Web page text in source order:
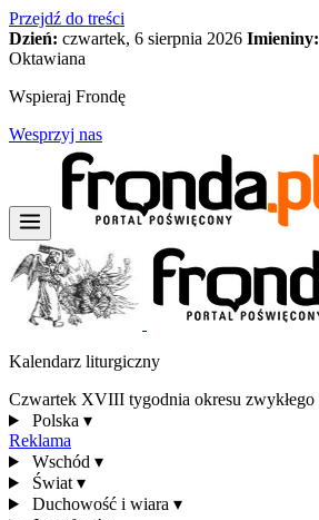
Przejdź do treści
Dzień: czwartek, 6 sierpnia 2026 Imieniny:
Oktawiana
Wspieraj Frondę
Wesprzyj nas
Kalendarz liturgiczny
Czwartek XVIII tygodnia okresu zwykłego
Polska ▾
Reklama
Wschód ▾
Świat ▾
Duchowość i wiara ▾